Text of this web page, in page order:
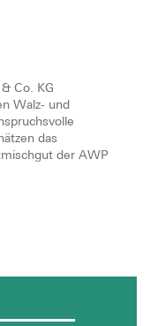
Co. KG
Walz- und
das
der AWP